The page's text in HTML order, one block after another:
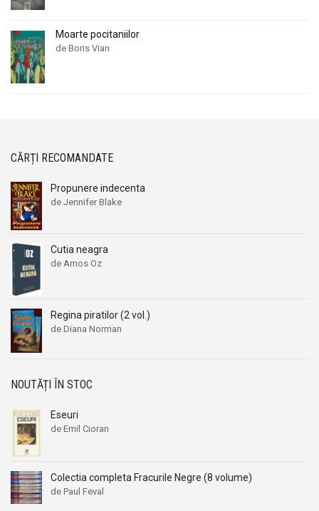
Moarte pocitaniilor
de Boris Vian
CĂRȚI RECOMANDATE
Propunere indecenta
de Jennifer Blake
Cutia neagra
de Amos Oz
Regina piratilor (2 vol.)
de Diana Norman
NOUTĂȚI ÎN STOC
Eseuri
de Emil Cioran
Colectia completa Fracurile Negre (8 volume)
de Paul Feval